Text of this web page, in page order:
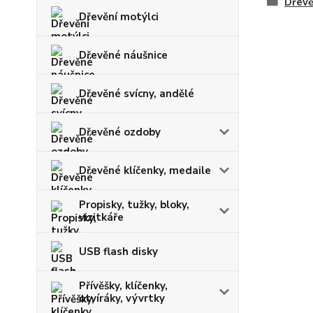
Dřevění motýlci
Dřevěné náušnice
Dřevěné svícny, andělé
Dřevěné ozdoby
Dřevěné klíčenky, medaile
Propisky, tužky, bloky,
vizitkáře
USB flash disky
Přívěšky, klíčenky,
otvíráky, vývrtky